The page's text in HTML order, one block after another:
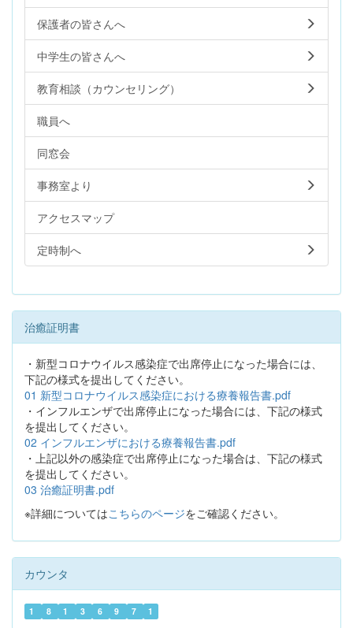
保護者の皆さんへ
中学生の皆さんへ
教育相談（カウンセリング）
職員へ
同窓会
事務室より
アクセスマップ
定時制へ
治癒証明書
・新型コロナウイルス感染症で出席停止になった場合には、
下記の様式を提出してください。
01 新型コロナウイルス感染症における療養報告書.pdf
・インフルエンザで出席停止になった場合には、下記の様式
を提出してください。
02 インフルエンザにおける療養報告書.pdf
・上記以外の感染症で出席停止になった場合は、下記の様式
を提出してください。
03 治癒証明書.pdf
※詳細についてはこちらのページをご確認ください。
カウンタ
1 8 1 3 6 9 7 1